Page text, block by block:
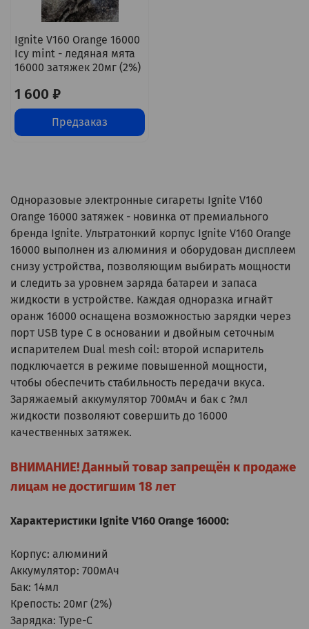
Ignite V160 Orange 16000
Icy mint - ледяная мята
16000 затяжек 20мг (2%)
1 600 ₽
Предзаказ
Одноразовые электронные сигареты Ignite V160
Orange 16000 затяжек - новинка от премиального
бренда Ignite. Ультратонкий корпус Ignite V160 Orange
16000 выполнен из алюминия и оборудован дисплеем
снизу устройства, позволяющим выбирать мощности
и следить за уровнем заряда батареи и запаса
жидкости в устройстве. Каждая одноразка игнайт
оранж 16000 оснащена возможностью зарядки через
порт USB type C в основании и двойным сеточным
испарителем Dual mesh coil: второй испаритель
подключается в режиме повышенной мощности,
чтобы обеспечить стабильность передачи вкуса.
Заряжаемый аккумулятор 700мАч и бак c ?мл
жидкости позволяют совершить до 16000
качественных затяжек.
ВНИМАНИЕ! Данный товар запрещён к продаже
лицам не достигшим 18 лет
Характеристики Ignite V160 Orange 16000:
Корпус: алюминий
Аккумулятор: 700мАч
Бак: 14мл
Крепость: 20мг (2%)
Зарядка: Type-C